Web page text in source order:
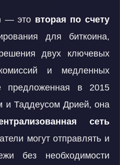
— это вторая по счету
для биткоина,
двух ключевых
и медленных
предложенная в 2015
и Таддеусом Дрией, она
сеть
могут отправлять и
без необходимости